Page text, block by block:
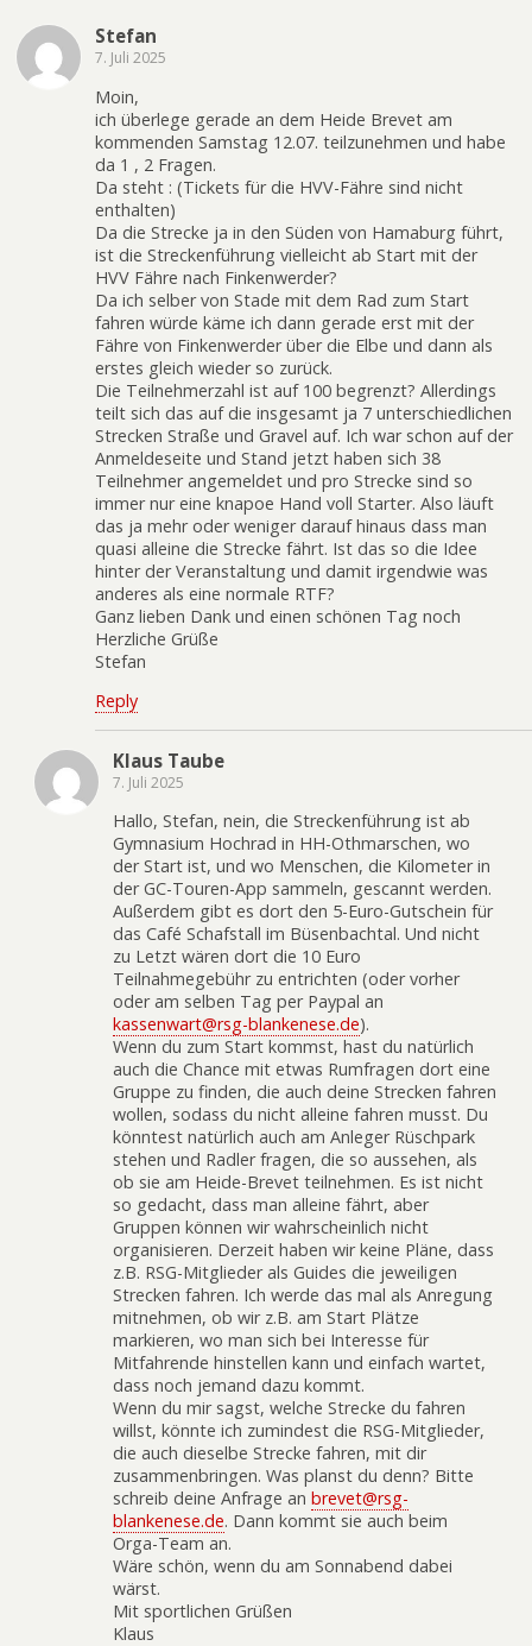
Stefan
7. Juli 2025
Moin,
ich überlege gerade an dem Heide Brevet am
kommenden Samstag 12.07. teilzunehmen und habe
da 1 , 2 Fragen.
Da steht : (Tickets für die HVV-Fähre sind nicht
enthalten)
Da die Strecke ja in den Süden von Hamaburg führt,
ist die Streckenführung vielleicht ab Start mit der
HVV Fähre nach Finkenwerder?
Da ich selber von Stade mit dem Rad zum Start
fahren würde käme ich dann gerade erst mit der
Fähre von Finkenwerder über die Elbe und dann als
erstes gleich wieder so zurück.
Die Teilnehmerzahl ist auf 100 begrenzt? Allerdings
teilt sich das auf die insgesamt ja 7 unterschiedlichen
Strecken Straße und Gravel auf. Ich war schon auf der
Anmeldeseite und Stand jetzt haben sich 38
Teilnehmer angemeldet und pro Strecke sind so
immer nur eine knapoe Hand voll Starter. Also läuft
das ja mehr oder weniger darauf hinaus dass man
quasi alleine die Strecke fährt. Ist das so die Idee
hinter der Veranstaltung und damit irgendwie was
anderes als eine normale RTF?
Ganz lieben Dank und einen schönen Tag noch
Herzliche Grüße
Stefan
Reply
Klaus Taube
7. Juli 2025
Hallo, Stefan, nein, die Streckenführung ist ab
Gymnasium Hochrad in HH-Othmarschen, wo
der Start ist, und wo Menschen, die Kilometer in
der GC-Touren-App sammeln, gescannt werden.
Außerdem gibt es dort den 5-Euro-Gutschein für
das Café Schafstall im Büsenbachtal. Und nicht
zu Letzt wären dort die 10 Euro
Teilnahmegebühr zu entrichten (oder vorher
oder am selben Tag per Paypal an
kassenwart@rsg-blankenese.de).
Wenn du zum Start kommst, hast du natürlich
auch die Chance mit etwas Rumfragen dort eine
Gruppe zu finden, die auch deine Strecken fahren
wollen, sodass du nicht alleine fahren musst. Du
könntest natürlich auch am Anleger Rüschpark
stehen und Radler fragen, die so aussehen, als
ob sie am Heide-Brevet teilnehmen. Es ist nicht
so gedacht, dass man alleine fährt, aber
Gruppen können wir wahrscheinlich nicht
organisieren. Derzeit haben wir keine Pläne, dass
z.B. RSG-Mitglieder als Guides die jeweiligen
Strecken fahren. Ich werde das mal als Anregung
mitnehmen, ob wir z.B. am Start Plätze
markieren, wo man sich bei Interesse für
Mitfahrende hinstellen kann und einfach wartet,
dass noch jemand dazu kommt.
Wenn du mir sagst, welche Strecke du fahren
willst, könnte ich zumindest die RSG-Mitglieder,
die auch dieselbe Strecke fahren, mit dir
zusammenbringen. Was planst du denn? Bitte
schreib deine Anfrage an brevet@rsg-
blankenese.de. Dann kommt sie auch beim
Orga-Team an.
Wäre schön, wenn du am Sonnabend dabei
wärst.
Mit sportlichen Grüßen
Klaus